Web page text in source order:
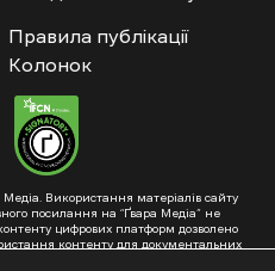
Правила публікації
Колонок
Використання матеріалів сайту
посилання на “Ґвара Медіа” не
цифрових платформ дозволено
контенту для документальних